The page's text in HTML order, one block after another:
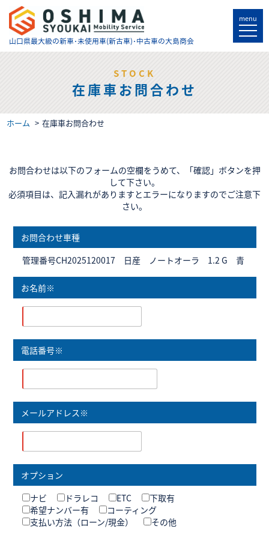
山口県最大級の新車･未使用車(新古車)･中古車の大島商会
menu
STOCK
在庫車お問合わせ
ホーム 在庫車お問合わせ
お問合わせは以下のフォームの空欄をうめて、「確認」ボタンを押
して下さい。
必須項目は、記入漏れがありますとエラーになりますのでご注意下
さい。
お問合わせ車種
管理番号CH2025120017 日産 ノートオーラ 1.2 G 青
お名前※
電話番号※
メールアドレス※
オプション
ナビ
ドラレコ ETC
下取有
希望ナンバー有
コーティング
支払い方法（ローン/現金）
その他